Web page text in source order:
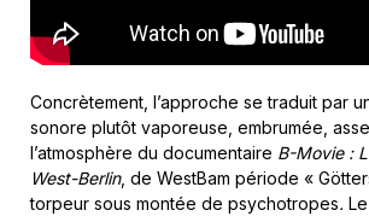
Concrètement, l’approche se traduit par
sonore plutôt vaporeuse, embrumée,
l’atmosphère du documentaire B-Movie :
West-Berlin, de WestBam période «
torpeur sous montée de psychotropes.